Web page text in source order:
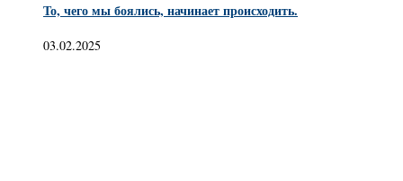
То, чего мы боялись, начинает происходить.
03.02.2025